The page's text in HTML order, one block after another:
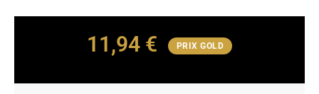
11,94 € PRIX GOLD